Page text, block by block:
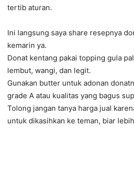
tertib aturan.
Ini langsung saya share resepnya
kemarin ya.
Donat kentang pakai topping gula
lembut, wangi, dan legit.
Gunakan butter untuk adonan
grade A atau kualitas yang bagus
Tolong jangan tanya harga jual
untuk dikasihkan ke teman, biar